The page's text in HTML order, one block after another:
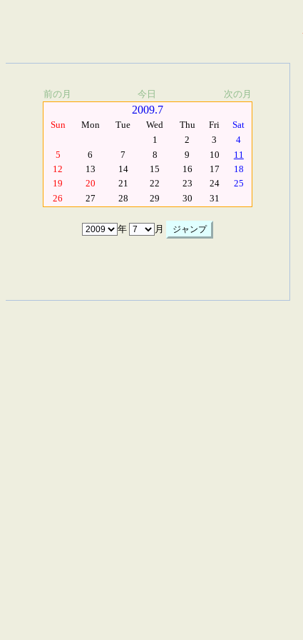
前の月 今日 次の月
2009.7
Sun Mon Tue Wed Thu Fri
Sat
1
2 3
4
5
6 7 8 9 10
11
12
13 14 15 16 17
18
19
20 21 22 23 24
25
26
27 28 29 30 31
年 月